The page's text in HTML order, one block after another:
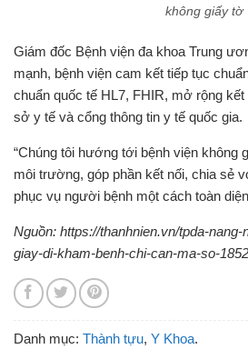
không giấy tờ
Giám đốc Bệnh viện đa khoa Trung
mạnh, bệnh viện cam kết tiếp tục
chuẩn quốc tế HL7, FHIR, mở rộng
sở y tế và cổng thông tin y tế quốc gia.
“Chúng tôi hướng tới bệnh viện không
môi trường, góp phần kết nối, chia sẻ
phục vụ người bệnh một cách toàn
Nguồn: https://thanhnien.vn/tpda-
giay-di-kham-benh-chi-can-ma-so-
Danh mục: Thành tựu, Y Khoa.